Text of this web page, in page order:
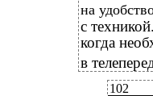
на
с
когда
в
102